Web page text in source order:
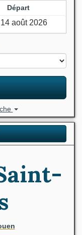
Départ